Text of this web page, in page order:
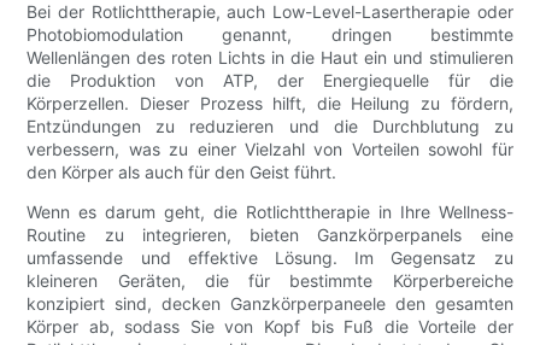
Bei der Rotlichttherapie, auch Low-Level-Lasertherapie oder
Photobiomodulation genannt, dringen bestimmte
Wellenlängen des roten Lichts in die Haut ein und stimulieren
die Produktion von ATP, der Energiequelle für die
Körperzellen. Dieser Prozess hilft, die Heilung zu fördern,
Entzündungen zu reduzieren und die Durchblutung zu
verbessern, was zu einer Vielzahl von Vorteilen sowohl für
den Körper als auch für den Geist führt.
Wenn es darum geht, die Rotlichttherapie in Ihre Wellness-
Routine zu integrieren, bieten Ganzkörperpanels eine
umfassende und effektive Lösung. Im Gegensatz zu
kleineren Geräten, die für bestimmte Körperbereiche
konzipiert sind, decken Ganzkörperpaneele den gesamten
Körper ab, sodass Sie von Kopf bis Fuß die Vorteile der